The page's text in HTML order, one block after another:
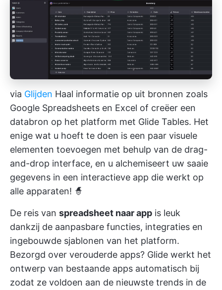
via Glijden Haal informatie op uit bronnen zoals
Google Spreadsheets en Excel of creëer een
databron op het platform met Glide Tables. Het
enige wat u hoeft te doen is een paar visuele
elementen toevoegen met behulp van de drag-
and-drop interface, en u alchemiseert uw saaie
gegevens in een interactieve app die werkt op
alle apparaten! 🧙
De reis van spreadsheet naar app is leuk
dankzij de aanpasbare functies, integraties en
ingebouwde sjablonen van het platform.
Bezorgd over verouderde apps? Glide werkt het
ontwerp van bestaande apps automatisch bij
zodat ze voldoen aan de nieuwste trends in de